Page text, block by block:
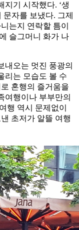
지기 시작했다. ‘생
자를 보냈다. 그제
는지 연락할 틈이
슬그머니 화가 나
내오는 멋진 풍광의
리는 모습도 볼 수
혼행의 즐거움을
여행이나 부부만의
행 역시 문제없이
초저가 알뜰 여행